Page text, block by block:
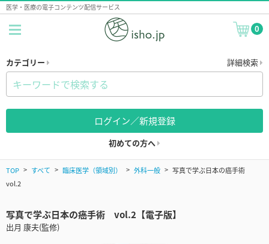
医学・医療の電子コンテンツ配信サービス
0
カテゴリー 詳細検索
ログイン／新規登録
初めての方へ
TOP すべて 臨床医学（領域別） 外科一般
写真で学ぶ日本の癌手術
vol.2
写真で学ぶ日本の癌手術 vol.2【電子版】
出月 康夫(監修)